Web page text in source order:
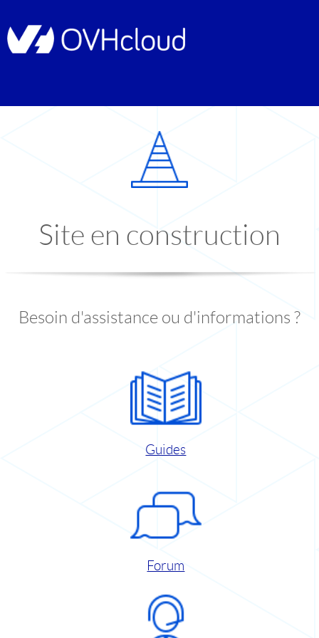
Site en construction
Besoin d'assistance ou d'informations ?
Guides
Forum